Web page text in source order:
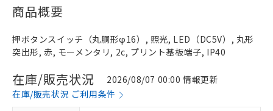
商品概要
押ボタンスイッチ（丸胴形φ16）, 照光, LED（DC5V）, 丸形
突出形, 赤, モーメンタリ, 2c, プリント基板端子, IP40
在庫/販売状況
2026/08/07 00:00 情報更新
在庫/販売状況 ご利用条件